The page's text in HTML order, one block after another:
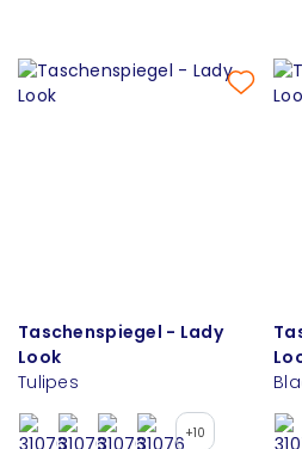
Taschenspiegel - Lady
Look
Tulipes
+10